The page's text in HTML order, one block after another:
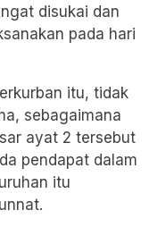
disukai dan
pada hari
itu, tidak
sebagaimana
ayat 2 tersebut
pendapat dalam
itu